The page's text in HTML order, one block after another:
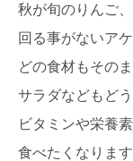
秋が旬のりんご
回る事がないア
どの食材もその
サラダなどもど
ビタミンや栄養
食べたくなりま